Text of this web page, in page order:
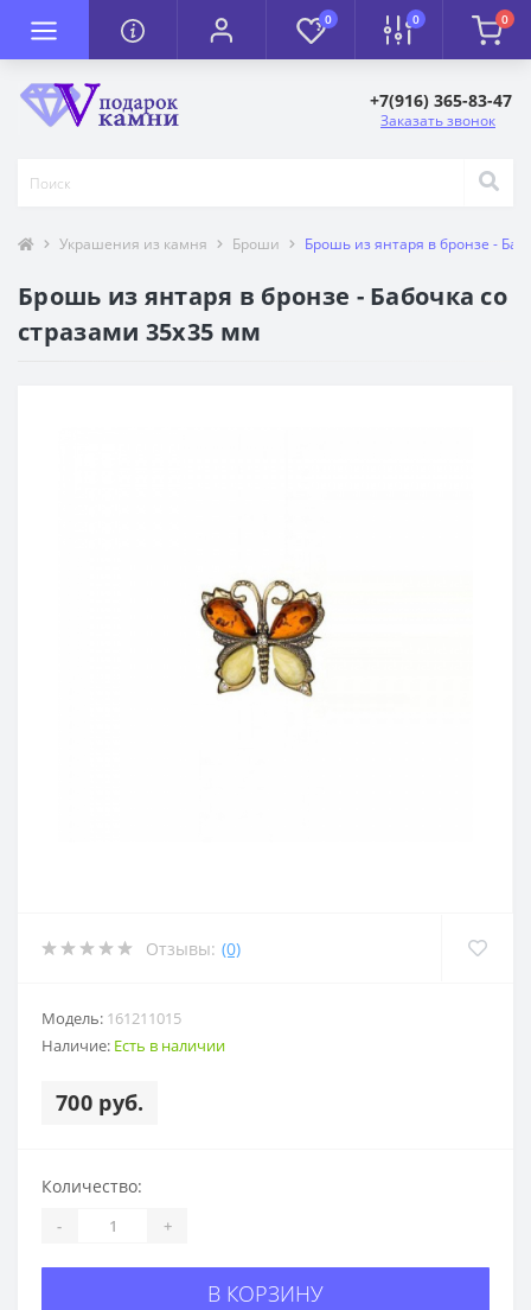
0 0 0
+7(916) 365-83-47
Заказать звонок
Украшения из камня Броши Брошь из янтаря в бронзе -
Брошь из янтаря в бронзе - Бабочка со
стразами 35х35 мм
Отзывы: (0)
Модель: 161211015
Наличие: Есть в наличии
700 руб.
Количество:
- +
В КОРЗИНУ